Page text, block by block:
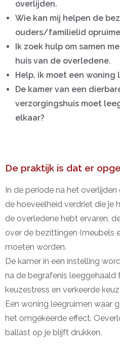
overlijden.
Wie kan mij helpen de
ouders/familielid
Ik zoek hulp om samen
huis van de overledene.
Help, ik moet een woning
De kamer van een
verzorgingshuis moet
elkaar?
De praktijk is dat er
In de periode na het
de hoeveelheid verdriet die je
de overledene hebt ervaren,
over de bezittingen (meubels
moeten worden.
De kamer in een instelling
na de begrafenis leeggehaald
keuzestress en verkeerde
Een woning leegruimen waar
het omgekeerde effect.
ballast op je blijft drukken.